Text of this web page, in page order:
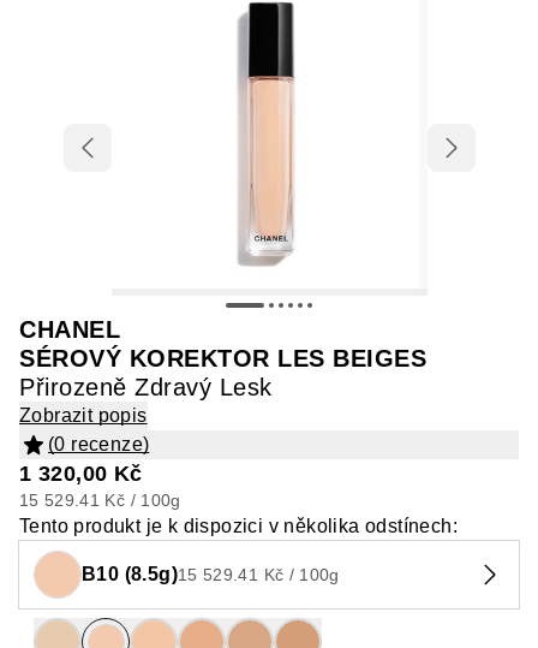
CHANEL
SÉROVÝ KOREKTOR LES BEIGES
Přirozeně Zdravý Lesk
Zobrazit popis
(0 recenze)
1 320,00 Kč
15 529.41 Kč / 100g
Tento produkt je k dispozici v několika odstínech:
B10 (8.5g)15 529.41 Kč / 100g